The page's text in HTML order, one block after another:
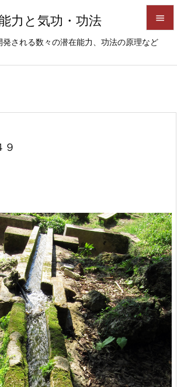
力と気功・功法
発される数々の潜在能力、功法の原理など


前へ